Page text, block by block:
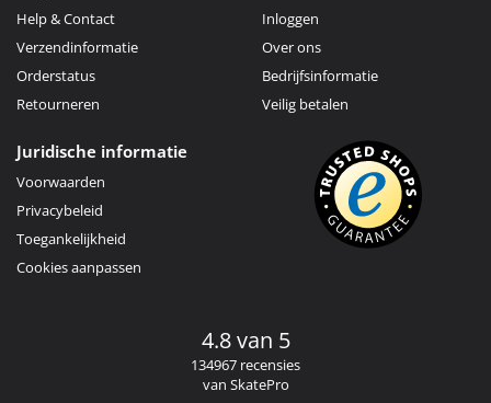
Help & Contact
Verzendinformatie
Orderstatus
Retourneren
Inloggen
Over ons
Bedrijfsinformatie
Veilig betalen
Juridische informatie
Voorwaarden
Privacybeleid
Toegankelijkheid
Cookies aanpassen
4.8 van 5
134967 recensies
van SkatePro